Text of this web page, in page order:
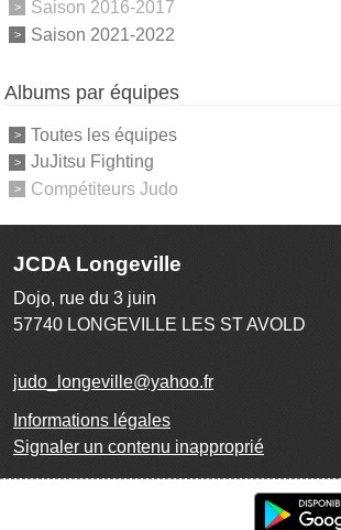
Saison 2016-2017
Saison 2021-2022
Albums par équipes
Toutes les équipes
JuJitsu Fighting
Compétiteurs Judo
JCDA Longeville
Dojo, rue du 3 juin
57740 LONGEVILLE LES ST AVOLD
judo_longeville@yahoo.fr
Informations légales
Signaler un contenu inapproprié